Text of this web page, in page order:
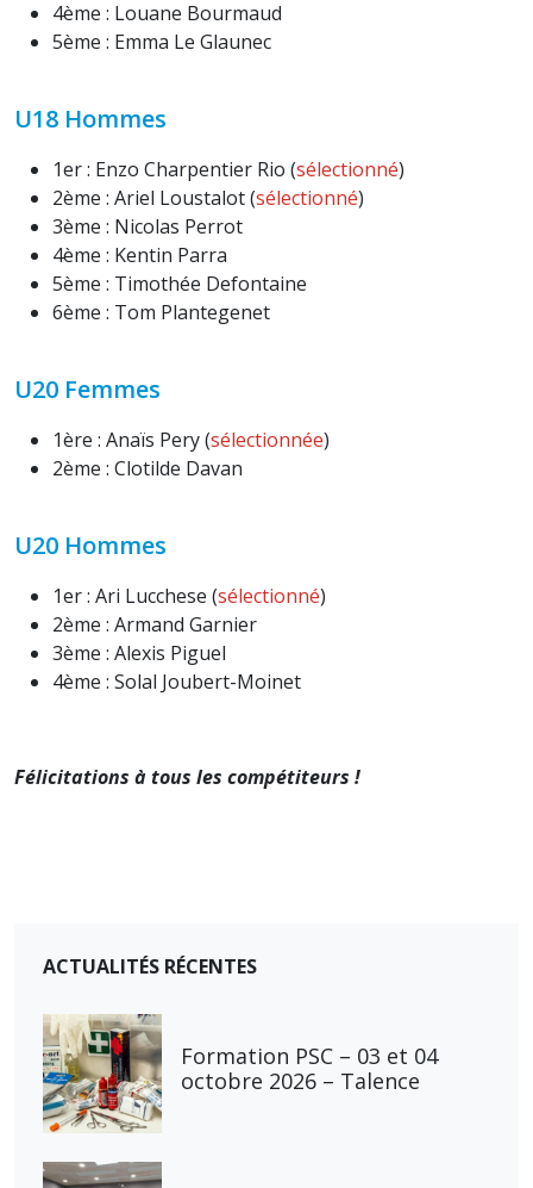
4ème : Louane Bourmaud
5ème : Emma Le Glaunec
U18 Hommes
1er : Enzo Charpentier Rio (sélectionné)
2ème : Ariel Loustalot (sélectionné)
3ème : Nicolas Perrot
4ème : Kentin Parra
5ème : Timothée Defontaine
6ème : Tom Plantegenet
U20 Femmes
1ère : Anaïs Pery (sélectionnée)
2ème : Clotilde Davan
U20 Hommes
1er : Ari Lucchese (sélectionné)
2ème : Armand Garnier
3ème : Alexis Piguel
4ème : Solal Joubert-Moinet
Félicitations à tous les compétiteurs !
ACTUALITÉS RÉCENTES
Formation PSC – 03 et 04
octobre 2026 – Talence